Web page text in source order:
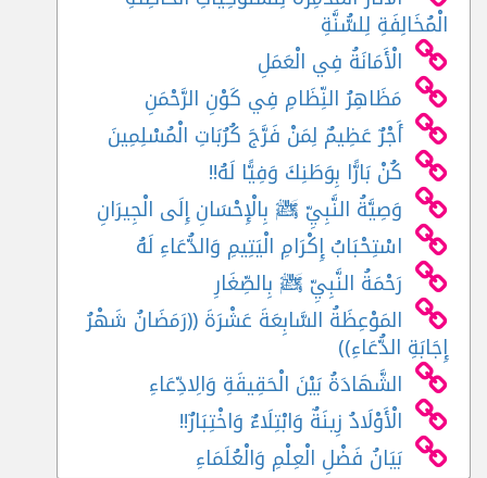
الْمُخَالِفَةِ لِلسُّنَّةِ
الْأَمَانَةُ فِي الْعَمَلِ
مَظَاهِرُ النِّظَامِ فِي كَوْنِ الرَّحْمَنِ
أَجْرٌ عَظِيمٌ لِمَنْ فَرَّجَ كُرُبَاتِ الْمُسْلِمِينَ
كُنْ بَارًّا بِوَطَنِكَ وَفِيًّا لَهُ!!
وَصِيَّةُ النَّبِيِّ ﷺ بِالْإِحْسَانِ إِلَى الْجِيرَانِ
اسْتِحْبَابُ إِكْرَامِ الْيَتِيمِ وَالدُّعَاءِ لَهُ
رَحْمَةُ النَّبِيِّ ﷺ بِالصِّغَارِ
المَوْعِظَةُ السَّابِعَةَ عَشْرَةَ ((رَمَضَانُ شَهْرُ
إِجَابَةِ الدُّعَاءِ))
الشَّهَادَةُ بَيْنَ الْحَقِيقَةِ وَالِادِّعَاءِ
الْأَوْلَادُ زِينَةٌ وَابْتِلَاءٌ وَاخْتِبَارٌ!!
بَيَانُ فَضْلِ الْعِلْمِ وَالْعُلَمَاءِ